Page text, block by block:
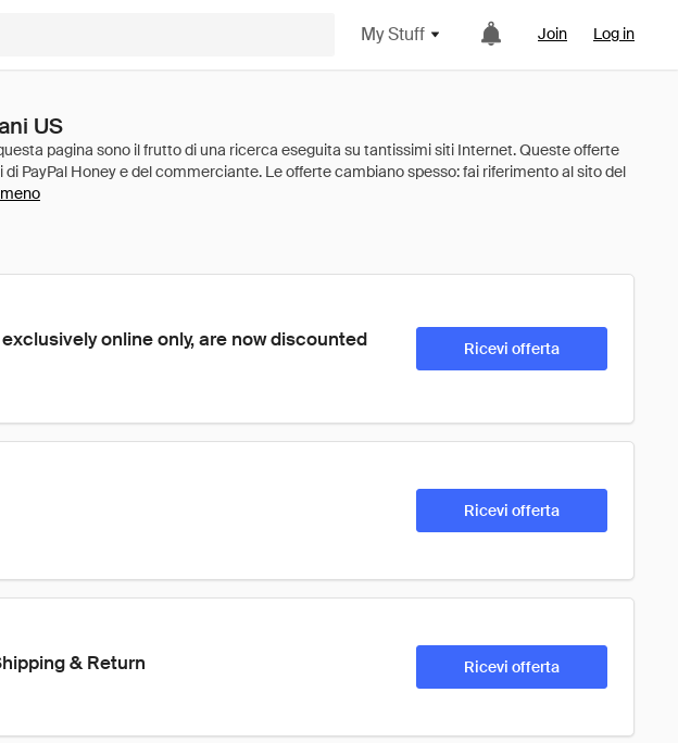
My Stuff Join Log in
US
online only, are now discounted
Ricevi offerta
Ricevi offerta
& Return Ricevi offerta